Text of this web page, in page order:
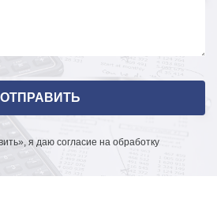
я даю согласие на обработку